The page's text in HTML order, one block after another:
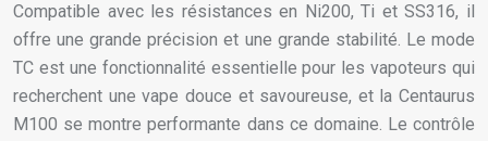
Compatible avec les résistances en Ni200, Ti et SS316, il
offre une grande précision et une grande stabilité. Le mode
TC est une fonctionnalité essentielle pour les vapoteurs qui
recherchent une vape douce et savoureuse, et la Centaurus
M100 se montre performante dans ce domaine. Le contrôle